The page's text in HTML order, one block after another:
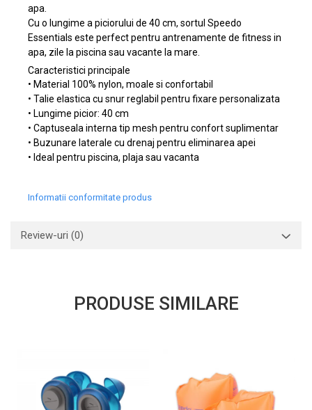
apa.
Cu o lungime a piciorului de 40 cm, sortul Speedo
Essentials este perfect pentru antrenamente de fitness in
apa, zile la piscina sau vacante la mare.
Caracteristici principale
• Material 100% nylon, moale si confortabil
• Talie elastica cu snur reglabil pentru fixare personalizata
• Lungime picior: 40 cm
• Captuseala interna tip mesh pentru confort suplimentar
• Buzunare laterale cu drenaj pentru eliminarea apei
• Ideal pentru piscina, plaja sau vacanta
Informatii conformitate produs
Review-uri (0)
PRODUSE SIMILARE